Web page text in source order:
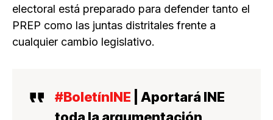
electoral está preparado para defender tanto el
PREP como las juntas distritales frente a
cualquier cambio legislativo.
#BoletínINE | Aportará INE